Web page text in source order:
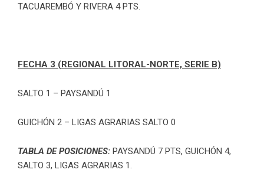
TACUAREMBÓ Y RIVERA 4 PTS.
FECHA 3 (REGIONAL LITORAL-NORTE, SERIE B)
SALTO 1 – PAYSANDÚ 1
GUICHÓN 2 – LIGAS AGRARIAS SALTO 0
TABLA DE POSICIONES: PAYSANDÚ 7 PTS, GUICHÓN 4,
SALTO 3, LIGAS AGRARIAS 1.